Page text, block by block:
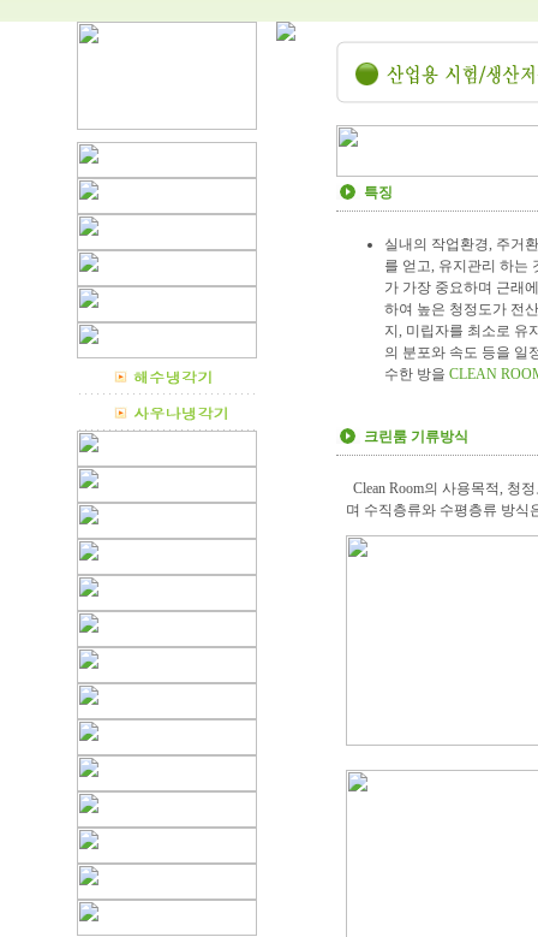
특징
실내의 작업환경, 주거
를 얻고, 유지관리 하는
가 가장 중요하며 근래
하여 높은 청정도가 전
지, 미립자를 최소로 유
의 분포와 속도 등을 일
수한 방을 CLEAN
크린룸 기류방식
Clean Room의 사용목적, 청
며 수직층류와 수평층류 방식